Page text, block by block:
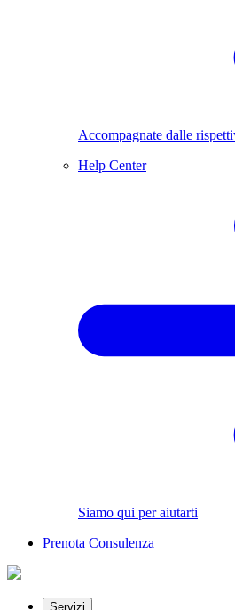
Accompagnate dalle
Help Center
Siamo qui per aiutarti
Prenota Consulenza
Servizi